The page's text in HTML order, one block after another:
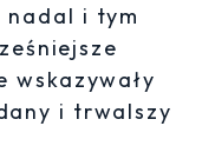
nadal i tym
wskazywały
i trwalszy